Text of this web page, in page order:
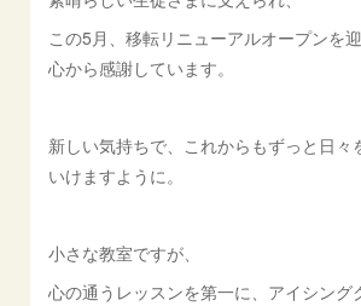
この5月、移転リニューアルオープンを
心から感謝しています。
新しい気持ちで、これからもずっと日々
いけますように。
小さな教室ですが、
心の通うレッスンを第一に、アイシング